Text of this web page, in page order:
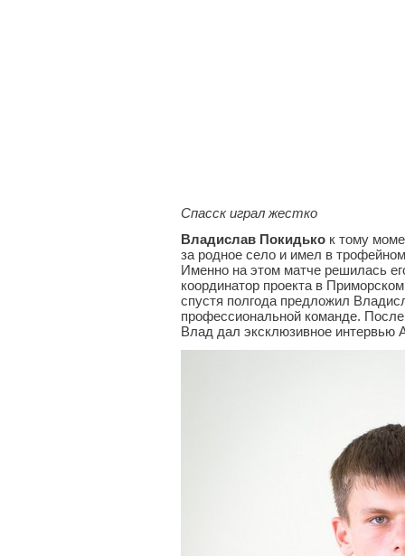
Спасск играл жестко
Владислав Покидько к тому
за родное село и имел в
Именно на этом матче решилась
координатор проекта в
спустя полгода предложил
профессиональной команде.
Влад дал эксклюзивное интервью